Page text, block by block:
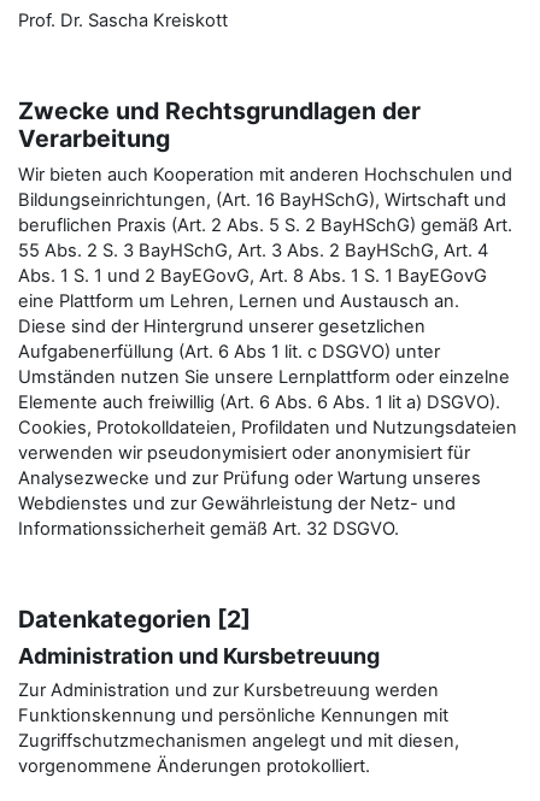
Prof. Dr. Sascha Kreiskott
Zwecke und Rechtsgrundlagen der
Verarbeitung
Wir bieten auch Kooperation mit anderen Hochschulen und
Bildungseinrichtungen, (Art. 16 BayHSchG), Wirtschaft und
beruflichen Praxis (Art. 2 Abs. 5 S. 2 BayHSchG) gemäß Art.
55 Abs. 2 S. 3 BayHSchG, Art. 3 Abs. 2 BayHSchG, Art. 4
Abs. 1 S. 1 und 2 BayEGovG, Art. 8 Abs. 1 S. 1 BayEGovG
eine Plattform um Lehren, Lernen und Austausch an.
Diese sind der Hintergrund unserer gesetzlichen
Aufgabenerfüllung (Art. 6 Abs 1 lit. c DSGVO) unter
Umständen nutzen Sie unsere Lernplattform oder einzelne
Elemente auch freiwillig (Art. 6 Abs. 6 Abs. 1 lit a) DSGVO).
Cookies, Protokolldateien, Profildaten und Nutzungsdateien
verwenden wir pseudonymisiert oder anonymisiert für
Analysezwecke und zur Prüfung oder Wartung unseres
Webdienstes und zur Gewährleistung der Netz- und
Informationssicherheit gemäß Art. 32 DSGVO.
Datenkategorien [2]
Administration und Kursbetreuung
Zur Administration und zur Kursbetreuung werden
Funktionskennung und persönliche Kennungen mit
Zugriffschutzmechanismen angelegt und mit diesen,
vorgenommene Änderungen protokolliert.